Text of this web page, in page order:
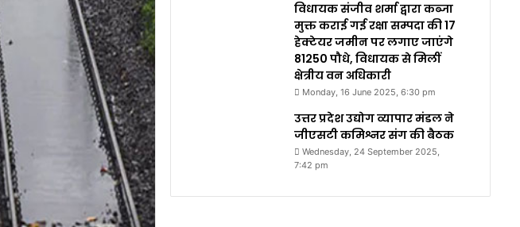
विधायक संजीव शर्मा द्वारा कब्जा
मुक्त कराई गई रक्षा सम्पदा की 17
हेक्टेयर जमीन पर लगाए जाएंगे
81250 पौधे, विधायक से मिलीं
क्षेत्रीय वन अधिकारी
Monday, 16 June 2025, 6:30 pm
उत्तर प्रदेश उद्योग व्यापार मंडल ने
जीएसटी कमिश्नर संग की बैठक
Wednesday, 24 September 2025,
7:42 pm